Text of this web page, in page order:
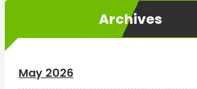
Archives
May 2026